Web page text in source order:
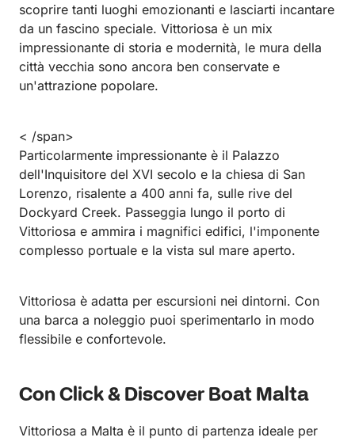
scoprire tanti luoghi emozionanti e lasciarti incantare
da un fascino speciale. Vittoriosa è un mix
impressionante di storia e modernità, le mura della
città vecchia sono ancora ben conservate e
un'attrazione popolare.
< /span>
Particolarmente impressionante è il Palazzo
dell'Inquisitore del XVI secolo e la chiesa di San
Lorenzo, risalente a 400 anni fa, sulle rive del
Dockyard Creek. Passeggia lungo il porto di
Vittoriosa e ammira i magnifici edifici, l'imponente
complesso portuale e la vista sul mare aperto.
Vittoriosa è adatta per escursioni nei dintorni. Con
una barca a noleggio puoi sperimentarlo in modo
flessibile e confortevole.
Con Click & Discover Boat Malta
Vittoriosa a Malta è il punto di partenza ideale per